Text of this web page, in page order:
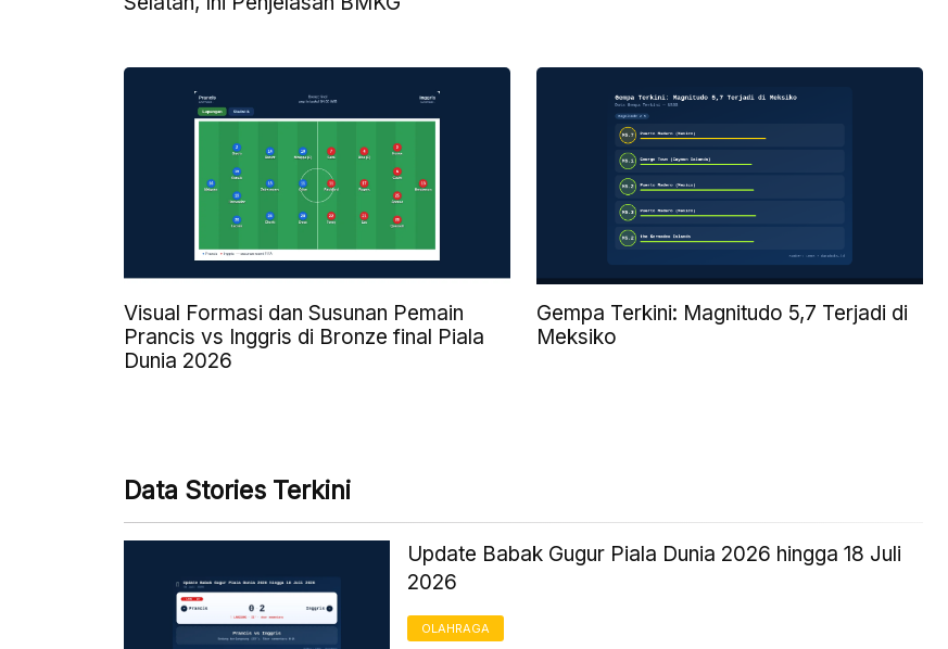
Visual Formasi dan Susunan Pemain
Prancis vs Inggris di Bronze final Piala
Dunia 2026
Gempa Terkini: Magnitudo 5,7 Terjadi di
Meksiko
Data Stories Terkini
Update Babak Gugur Piala Dunia 2026 hingga 18 Juli
2026
OLAHRAGA